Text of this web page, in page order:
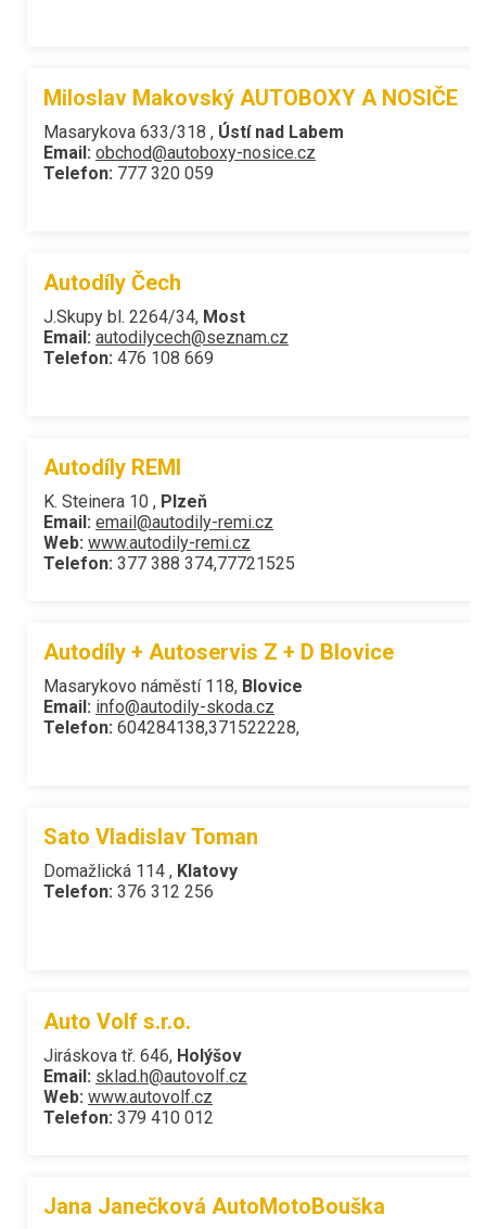
Miloslav Makovský AUTOBOXY A NOSIČE
Masarykova 633/318 , Ústí nad Labem
Email: obchod@autoboxy-nosice.cz
Telefon: 777 320 059
Autodíly Čech
J.Skupy bl. 2264/34, Most
Email: autodilycech@seznam.cz
Telefon: 476 108 669
Autodíly REMI
K. Steinera 10 , Plzeň
Email: email@autodily-remi.cz
Web: www.autodily-remi.cz
Telefon: 377 388 374,77721525
Autodíly + Autoservis Z + D Blovice
Masarykovo náměstí 118, Blovice
Email: info@autodily-skoda.cz
Telefon: 604284138,371522228,
Sato Vladislav Toman
Domažlická 114 , Klatovy
Telefon: 376 312 256
Auto Volf s.r.o.
Jiráskova tř. 646, Holýšov
Email: sklad.h@autovolf.cz
Web: www.autovolf.cz
Telefon: 379 410 012
Jana Janečková AutoMotoBouška